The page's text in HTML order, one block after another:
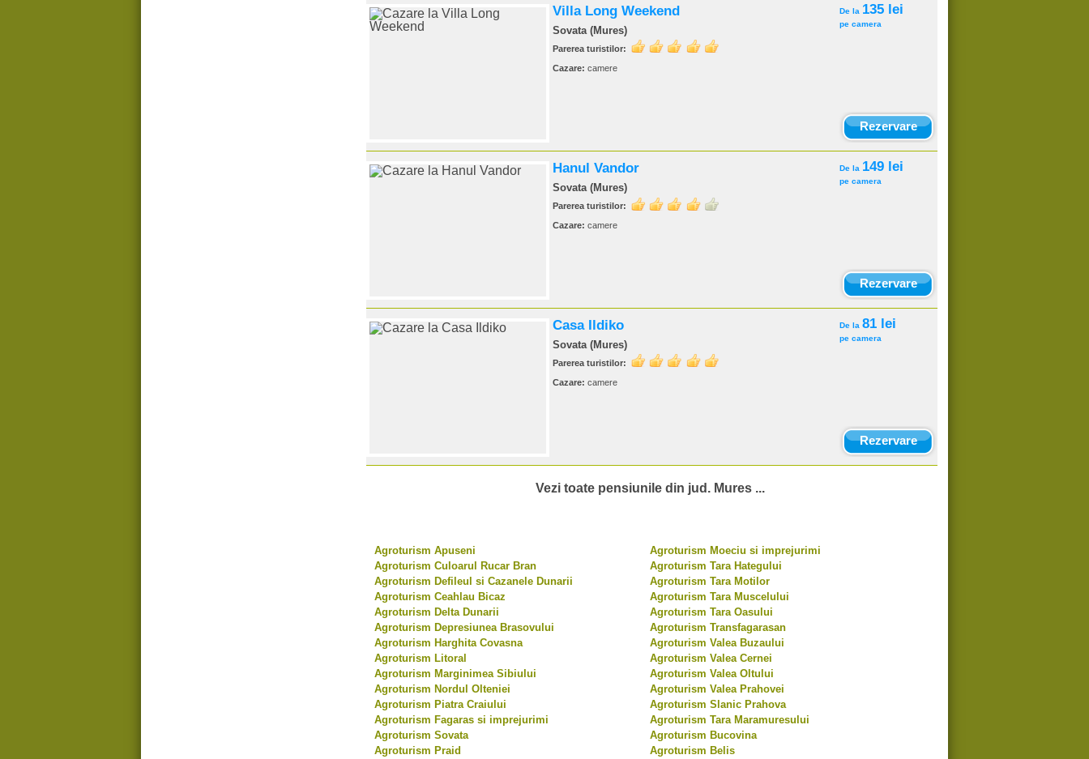
Villa Long Weekend
Sovata (Mures)
Parerea turistilor:
Cazare: camere
De la 135 lei
pe camera
Rezervare
Hanul Vandor
Sovata (Mures)
Parerea turistilor:
Cazare: camere
De la 149 lei
pe camera
Rezervare
Casa Ildiko
Sovata (Mures)
Parerea turistilor:
Cazare: camere
De la 81 lei
pe camera
Rezervare
Vezi toate pensiunile din jud. Mures ...
Agroturism Apuseni
Agroturism Culoarul Rucar Bran
Agroturism Defileul si Cazanele Dunarii
Agroturism Ceahlau Bicaz
Agroturism Delta Dunarii
Agroturism Depresiunea Brasovului
Agroturism Harghita Covasna
Agroturism Litoral
Agroturism Marginimea Sibiului
Agroturism Nordul Olteniei
Agroturism Piatra Craiului
Agroturism Fagaras si imprejurimi
Agroturism Sovata
Agroturism Praid
Agroturism Moeciu si imprejurimi
Agroturism Tara Hategului
Agroturism Tara Motilor
Agroturism Tara Muscelului
Agroturism Tara Oasului
Agroturism Transfagarasan
Agroturism Valea Buzaului
Agroturism Valea Cernei
Agroturism Valea Oltului
Agroturism Valea Prahovei
Agroturism Slanic Prahova
Agroturism Tara Maramuresului
Agroturism Bucovina
Agroturism Belis